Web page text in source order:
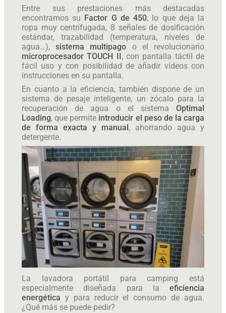
Entre sus prestaciones más destacadas
encontramos su Factor G de 450, lo que deja la
ropa muy centrifugada, 8 señales de dosificación
estándar, trazabilidad (temperatura, niveles de
agua…), sistema multipago o el revolucionario
microprocesador TOUCH II, con pantalla táctil de
fácil uso y con posibilidad de añadir vídeos con
instrucciones en su pantalla.
En cuanto a la eficiencia, también dispone de un
sistema de pesaje inteligente, un zócalo para la
recuperación de agua o el sistema Optimal
Loading, que permite introducir el peso de la carga
de forma exacta y manual, ahorrando agua y
detergente.
La lavadora portátil para camping está
especialmente diseñada para la eficiencia
energética y para reducir el consumo de agua.
¿Qué más se puede pedir?